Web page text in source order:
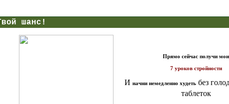
Прямо сейчас получи мои
7 уроков стройности
начни немедленно худетьбез голодных диет и